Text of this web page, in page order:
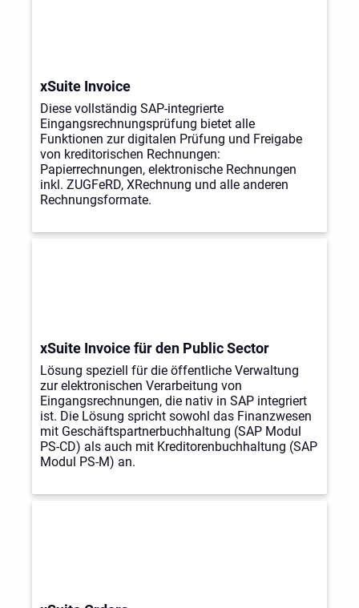
xSuite Invoice
Diese vollständig SAP-integrierte
Eingangsrechnungsprüfung bietet alle
Funktionen zur digitalen Prüfung und Freigabe
von kreditorischen Rechnungen:
Papierrechnungen, elektronische Rechnungen
inkl. ZUGFeRD, XRechnung und alle anderen
Rechnungsformate.
xSuite Invoice für den Public Sector
Lösung speziell für die öffentliche Verwaltung
zur elektronischen Verarbeitung von
Eingangsrechnungen, die nativ in SAP integriert
ist. Die Lösung spricht sowohl das Finanzwesen
mit Geschäftspartnerbuchhaltung (SAP Modul
PS-CD) als auch mit Kreditorenbuchhaltung (SAP
Modul PS-M) an.